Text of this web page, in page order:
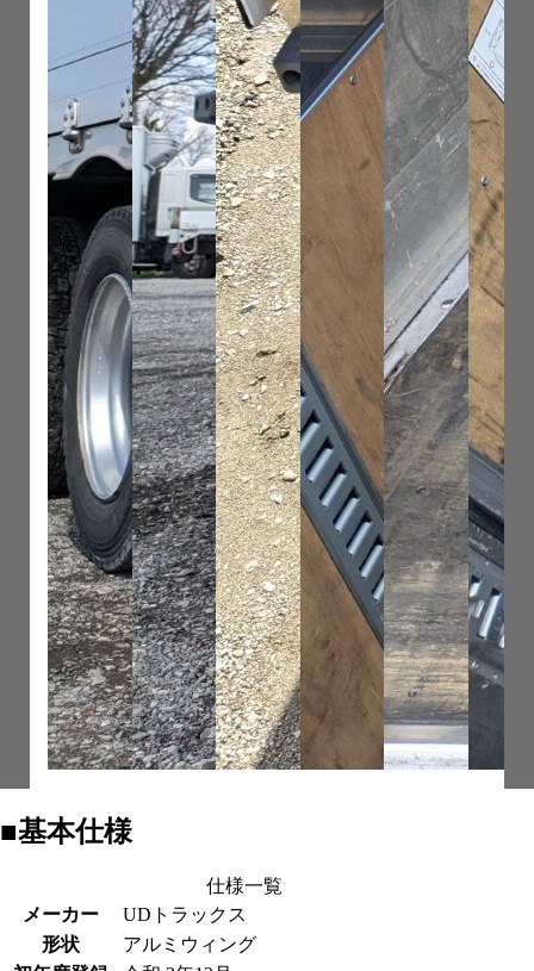
■基本仕様
仕様一覧
メーカー
UDトラックス
形状
アルミウィング